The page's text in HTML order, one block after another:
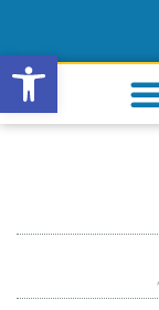
פתח